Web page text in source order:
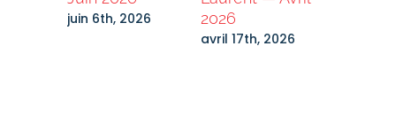
juin 6th, 2026
2026
avril 17th, 2026